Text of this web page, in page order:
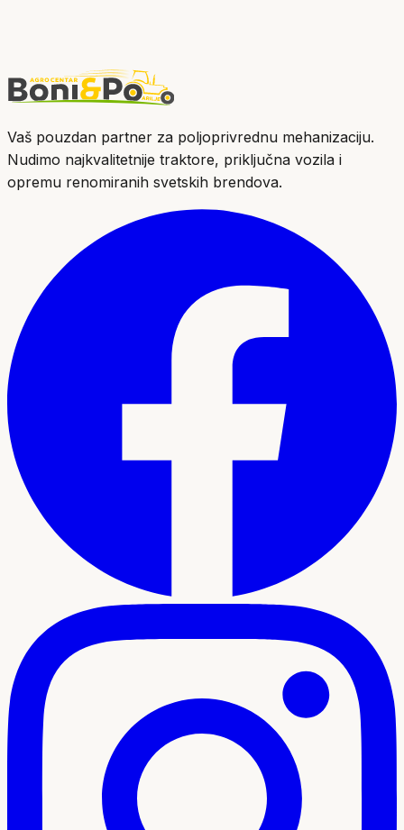
Vaš pouzdan partner za poljoprivrednu mehanizaciju.
Nudimo najkvalitetnije traktore, priključna vozila i
opremu renomiranih svetskih brendova.